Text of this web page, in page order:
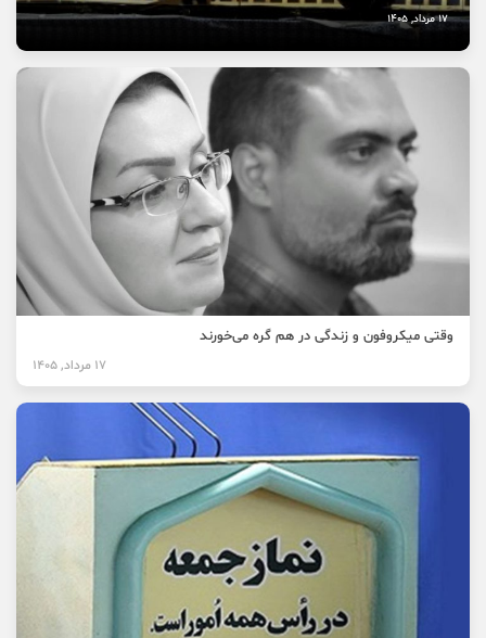
17 مرداد, 1405
وقتی میکروفون و زندگی در هم گره می‌خورند
17 مرداد, 1405